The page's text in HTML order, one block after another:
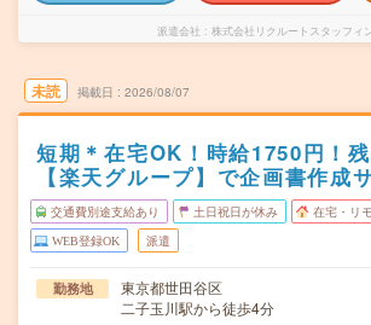
派遣会社 株式会社リクルートスタッフィ
未読 掲載日 2026/08/07
短期＊在宅OK！時給1750円！
【楽天グループ】で企画書作成
交通費別途支給あり 土日祝日が休み 在宅・リ
WEB登録OK 派遣
勤務地
東京都世田谷区
二子玉川駅から徒歩4分